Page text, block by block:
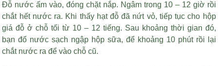
Đỗ nước ấm vào, đóng chặt nắp. Ngâm trong 10 – 12 giờ rồi
chắt hết nước ra. Khi thấy hạt đỗ đã nứt vỏ, tiếp tục cho hộp
giá đỗ ở chỗ tối từ 10 – 12 tiếng. Sau khoảng thời gian đó,
bạn đổ nước sạch ngập hộp sữa, để khoảng 10 phút rồi lại
chắt nước ra để vào chỗ cũ.